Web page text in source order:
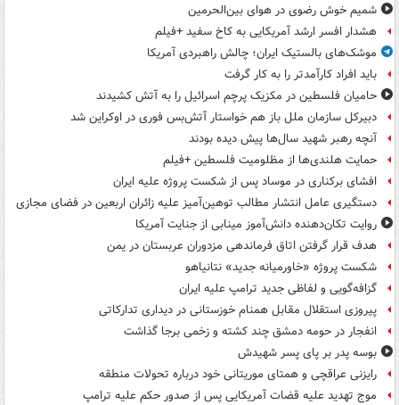
شمیم خوش رضوی در هوای بین‌الحرمین
هشدار افسر ارشد آمریکایی به کاخ سفید +فیلم
موشک‌های بالستیک ایران؛ چالش راهبردی آمریکا
باید افراد کارآمدتر را به کار گرفت
حامیان فلسطین در مکزیک پرچم اسرائیل را به آتش کشیدند
دبیرکل سازمان ملل باز هم خواستار آتش‌بس فوری در اوکراین شد
آنچه رهبر شهید سال‌ها پیش دیده بودند
حمایت هلندی‌ها از مظلومیت فلسطین +فیلم
افشای برکناری در موساد پس از شکست پروژه علیه ایران
دستگیری عامل انتشار مطالب توهین‌آمیز علیه زائران اربعین در فضای مجازی
روایت تکان‌دهنده دانش‌آموز مینابی از جنایت آمریکا
هدف قرار گرفتن اتاق‌ فرماندهی مزدوران عربستان در یمن
شکست پروژه «خاورمیانه جدید» نتانیاهو
گزافه‌گویی و لفاظی جدید ترامپ علیه ایران
پیروزی استقلال مقابل همنام خوزستانی در دیداری تدارکاتی
انفجار در حومه دمشق چند کشته و زخمی برجا گذاشت
بوسه‌ پدر بر پای پسر شهیدش
رایزنی عراقچی و همتای موریتانی خود درباره تحولات منطقه
موج تهدید علیه قضات آمریکایی پس از صدور حکم علیه ترامپ